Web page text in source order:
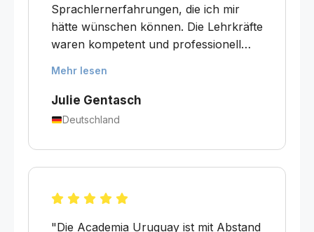
Sprachlernerfahrungen, die ich mir
hätte wünschen können. Die Lehrkräfte
waren kompetent und professionell
den Wissenserwerb förderte. Während
der kulturelle und gesellschaftliche
Theorie normalerweise künstlich und
erzwungen wirken kann, hatte er in
unterstützende Wirkung und führte zu
interessanten Gesprächen. Für mich
Mehr lesen
Julie Gentasch
Deutschland
"Die Academia Uruguay ist mit Abstand